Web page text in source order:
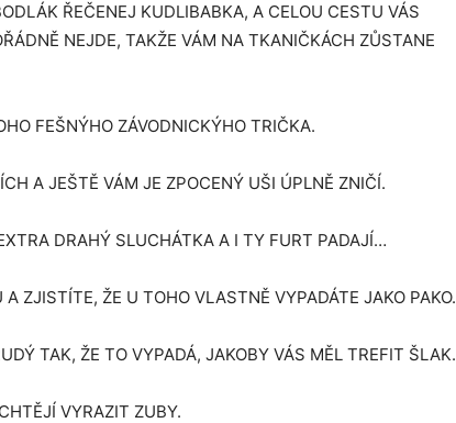
ŘEČENEJ KUDLIBABKA, A CELOU CESTU VÁS
NEJDE, TAKŽE VÁM NA TKANIČKÁCH ZŮSTANE
FEŠNÝHO ZÁVODNICKÝHO TRIČKA.
A JEŠTĚ VÁM JE ZPOCENÝ UŠI ÚPLNĚ ZNIČÍ.
DRAHÝ SLUCHÁTKA A I TY FURT PADAJÍ…
ZJISTÍTE, ŽE U TOHO VLASTNĚ VYPADÁTE JAKO PAKO.
TAK, ŽE TO VYPADÁ, JAKOBY VÁS MĚL TREFIT ŠLAK.
VYRAZIT ZUBY.